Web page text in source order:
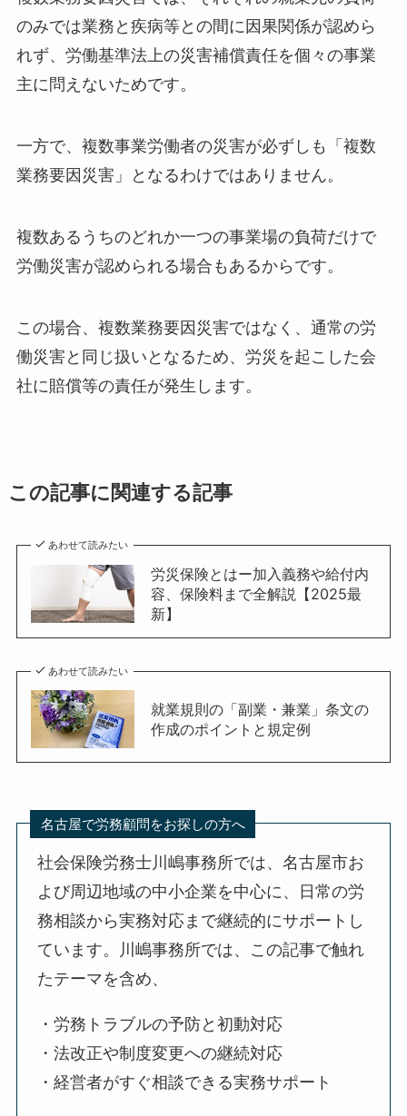
のみでは業務と疾病等との間に因果関係が認めら
れず、労働基準法上の災害補償責任を個々の事業
主に問えないためです。
一方で、複数事業労働者の災害が必ずしも「複数
業務要因災害」となるわけではありません。
複数あるうちのどれか一つの事業場の負荷だけで
労働災害が認められる場合もあるからです。
この場合、複数業務要因災害ではなく、通常の労
働災害と同じ扱いとなるため、労災を起こした会
社に賠償等の責任が発生します。
この記事に関連する記事
あわせて読みたい
労災保険とはー加入義務や給付内
容、保険料まで全解説【2025最
新】
あわせて読みたい
就業規則の「副業・兼業」条文の
作成のポイントと規定例
名古屋で労務顧問をお探しの方へ
社会保険労務士川嶋事務所では、名古屋市お
よび周辺地域の中小企業を中心に、日常の労
務相談から実務対応まで継続的にサポートし
ています。川嶋事務所では、この記事で触れ
たテーマを含め、
・労務トラブルの予防と初動対応
・法改正や制度変更への継続対応
・経営者がすぐ相談できる実務サポート